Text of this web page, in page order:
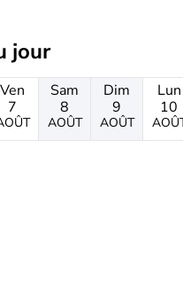
jour
Ven
7
Sam
8
AOÛT
Dim
9
AOÛT
Lun
10